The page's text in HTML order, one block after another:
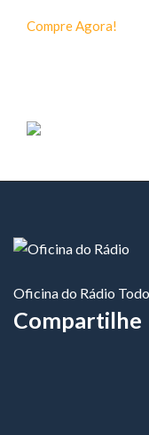
Compre Agora!
Oficina do Rádio
Compartilhe